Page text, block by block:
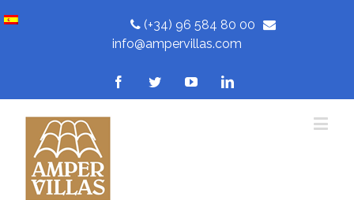
(+34) 96 584 80 00
info@ampervillas.com